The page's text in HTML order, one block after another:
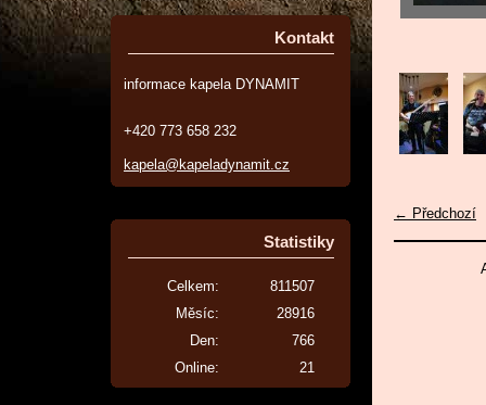
Kontakt
informace kapela DYNAMIT
+420 773 658 232
kapela@kapeladynamit.cz
Statistiky
Online: 21
Celkem:
811507
Měsíc:
28916
Den:
766
← Předchozí